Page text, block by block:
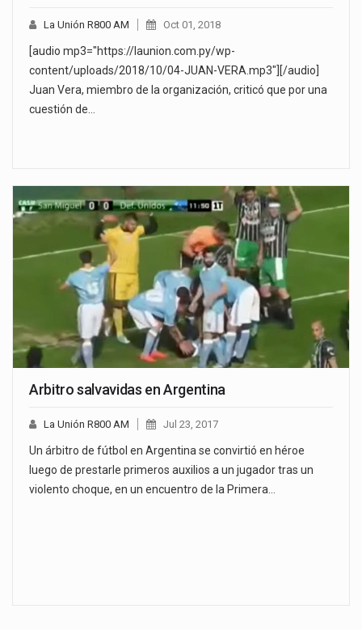
La Unión R800 AM Oct 01, 2018
[audio mp3="https://launion.com.py/wp-
content/uploads/2018/10/04-JUAN-VERA.mp3"][/audio]
Juan Vera, miembro de la organización, criticó que por una
cuestión de…
Arbitro salvavidas en Argentina
La Unión R800 AM Jul 23, 2017
Un árbitro de fútbol en Argentina se convirtió en héroe
luego de prestarle primeros auxilios a un jugador tras un
violento choque, en un encuentro de la Primera…